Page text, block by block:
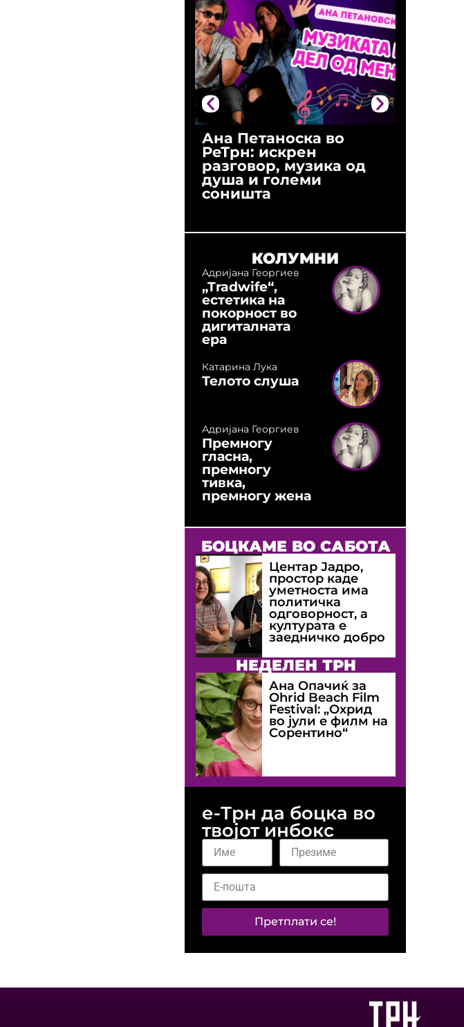
Ана Петаноска во
РеТрн: искрен
разговор, музика од
душа и големи
соништа
КОЛУМНИ
Адријана Георгиев
„Tradwife“,
естетика на
покорност во
дигиталната
ера
Катарина Лука
Телото слуша
Адријана Георгиев
Премногу
гласна,
премногу
тивка,
премногу жена
БОЦКАМЕ ВО САБОТА
Центар Јадро,
простор каде
уметноста има
политичка
одговорност, а
културата е
заедничко добро
НЕДЕЛЕН ТРН
Ана Опачиќ за
Оhrid Beach Film
Festival: „Охрид
во јули е филм на
Сорентино“
е-Трн да боцка во
твојот инбокс
Претплати се!